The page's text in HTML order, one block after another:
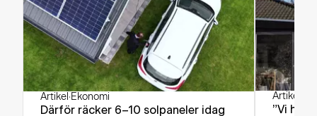
Artikel ·Ekonomi
Därför räcker 6–10 solpaneler idag
Artikel
”Vi har